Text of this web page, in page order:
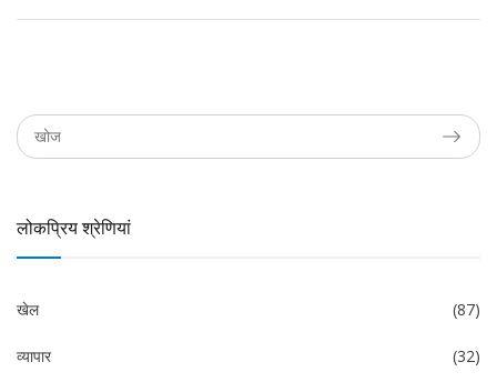
लोकप्रिय श्रेणियां
खेल (87)
व्यापार (32)